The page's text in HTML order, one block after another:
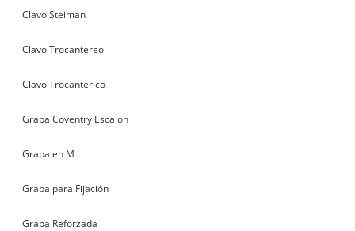
Clavo Steiman
Clavo Trocantereo
Clavo Trocantérico
Grapa Coventry Escalon
Grapa en M
Grapa para Fijación
Grapa Reforzada